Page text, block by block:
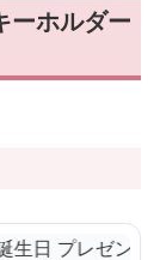
ーホルダー